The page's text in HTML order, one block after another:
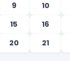
9 10
15 16
20 21